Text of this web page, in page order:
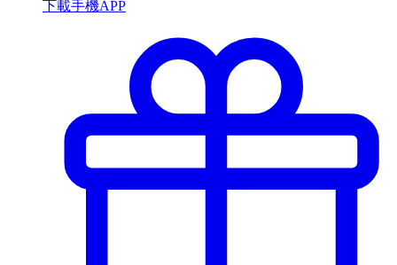
下載手機APP